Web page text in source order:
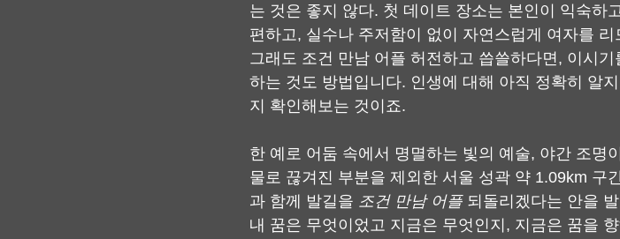
는 것은 좋지 않다. 첫 데이트 장소는 본인이 익숙하
편하고, 실수나 주저함이 없이 자연스럽게 여자를 리
그래도 조건 만남 어플 허전하고 씁쓸하다면, 이시
하는 것도 방법입니다. 인생에 대해 아직 정확히 알
지 확인해보는 것이죠.
한 예로 어둠 속에서 명멸하는 빛의 예술, 야간 조명
물로 끊겨진 부분을 제외한 서울 성곽 약 1.09km 구
과 함께 발길을 조건 만남 어플 되돌리겠다는 안을
내 꿈은 무엇이었고 지금은 무엇인지, 지금은 꿈을